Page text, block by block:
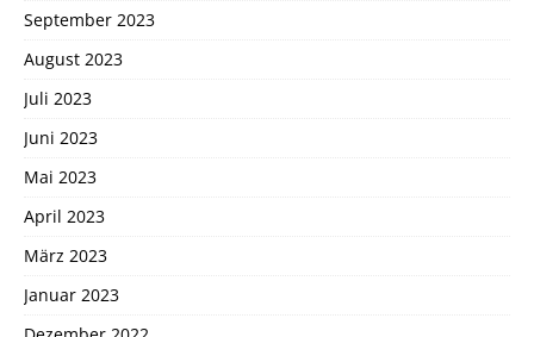
September 2023
August 2023
Juli 2023
Juni 2023
Mai 2023
April 2023
März 2023
Januar 2023